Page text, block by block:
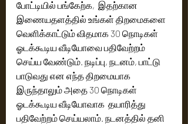
போட்டியில் பங்கேற்க,  இதற்கான
இணையதளத்தில் உங்கள் திறமைகளை
வெளிக்காட்டும் விதமாக 30 நொடிகள்
ஓடக்கூடிய வீடியோவை பதிவேற்றம்
செய்ய வேண்டும். நடிப்பு, நடனம், பாட்டு
பாடுவது என எந்த திறமையாக
இருந்தாலும் அதை 30 நொடிகள்
ஓடக்கூடிய வீடியோவாக  தயாரித்து
பதிவேற்றம் செய்யலாம். நடனத்தில் தனி